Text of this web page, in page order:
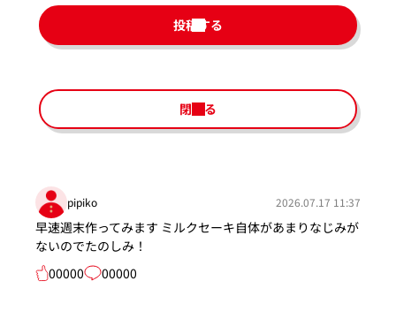
投稿する
閉じる
pipiko 2026.07.17 11:37
早速週末作ってみます ミルクセーキ自体があまりなじみが
ないのでたのしみ！
00000
00000